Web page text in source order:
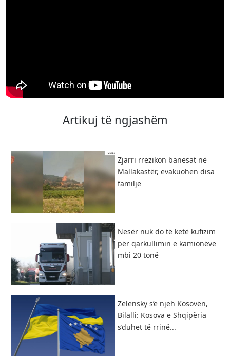
Artikuj të ngjashëm
Zjarri rrezikon banesat në
Mallakastër, evakuohen disa
familje
Nesër nuk do të ketë kufizim
për qarkullimin e kamionëve
mbi 20 tonë
Zelensky s’e njeh Kosovën,
Bilalli: Kosova e Shqipëria
s’duhet të rrinë...